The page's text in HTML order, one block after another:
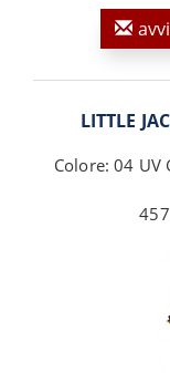
LITTLE
Colore: 04 UV